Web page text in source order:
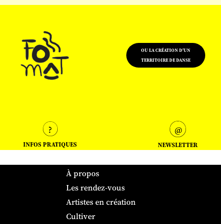
OU LA CRÉATION D'UN
TERRITOIRE DE DANSE
INFOS PRATIQUES NEWSLETTER
À propos
Les rendez-vous
Artistes en création
Cultiver